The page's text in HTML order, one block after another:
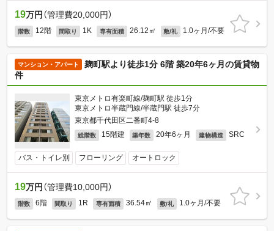
19万円 （管理費20,000円）
階数 12階 間取り 1K 専有面積 26.12㎡ 敷/礼 1.0ヶ月/不要
マンション・アパート
麹町駅より徒歩1分 6階 築20年6ヶ月の賃貸物
件
東京メトロ有楽町線/麹町駅 徒歩1分
東京メトロ半蔵門線/半蔵門駅 徒歩7分
東京都千代田区二番町4-8
総階数 15階建 築年数 20年6ヶ月 建物構造 SRC
バス・トイレ別 フローリング オートロック
19万円 （管理費10,000円）
階数 6階 間取り 1R 専有面積 36.54㎡ 敷/礼 1.0ヶ月/不要